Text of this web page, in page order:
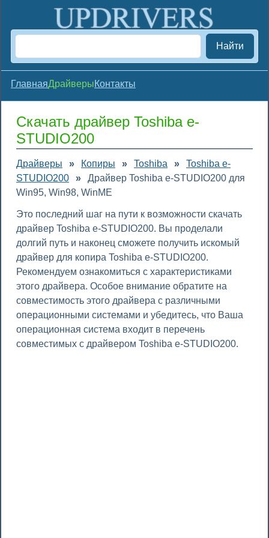
Найти
ГлавнаяДрайверыКонтакты
Скачать драйвер Toshiba e-
STUDIO200
Драйверы » Копиры » Toshiba »
Toshiba e-
STUDIO200
»
Драйвер Toshiba e-STUDIO200 для
Win95, Win98, WinME
Это последний шаг на пути к возможности скачать
драйвер Toshiba e-STUDIO200. Вы проделали
долгий путь и наконец сможете получить искомый
драйвер для копира Toshiba e-STUDIO200.
Рекомендуем ознакомиться с характеристиками
этого драйвера. Особое внимание обратите на
совместимость этого драйвера с различными
операционными системами и убедитесь, что Ваша
операционная система входит в перечень
совместимых с драйвером Toshiba e-STUDIO200.